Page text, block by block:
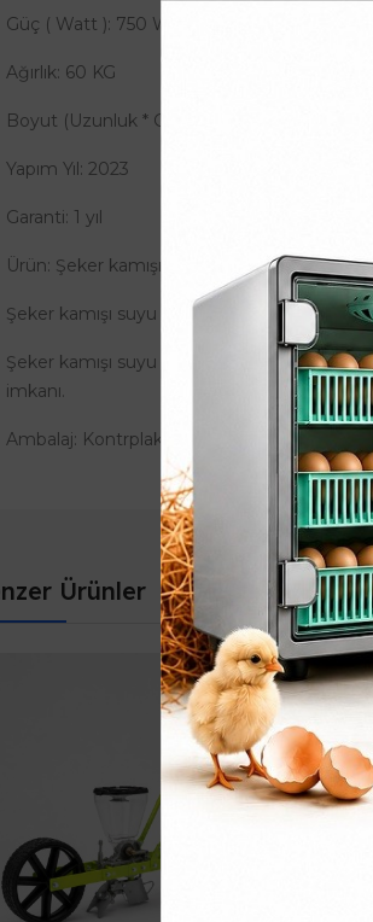
Güç ( Watt ): 750 Watt
Ağırlık: 60 KG
Boyut (Uzunluk * Genişlik * Yükseklik ): 300 *
Yapım Yıl: 2023
Garanti: 1 yıl
Ürün: Şeker kamışı sıkacağı makinesi.
Şeker kamışı suyu sıkma makinesi
Şeker kamışı suyu kullanım yerleri: Meyve
imkanı.
Ambalaj: Kontrplak kasa içerisinde gönderim
Ürünler